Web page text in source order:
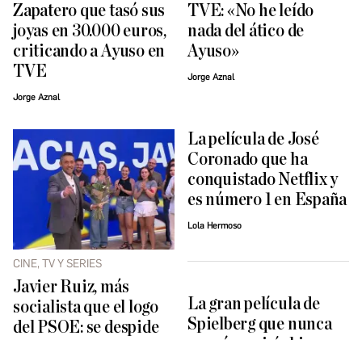
Zapatero que tasó sus
joyas en 30.000 euros,
criticando a Ayuso en
TVE
Jorge Aznal
TVE: «No he leído
nada del ático de
Ayuso»
Jorge Aznal
CINE, TV Y SERIES
Javier Ruiz, más
socialista que el logo
del PSOE: se despide
La película de José
Coronado que ha
conquistado Netflix y
es número 1 en España
Lola Hermoso
La gran película de
Spielberg que nunca